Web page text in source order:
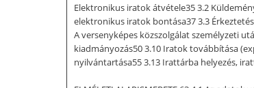
Elektronikus iratok átvétele35 3.2
elektronikus iratok bontása37 3.3
A versenyképes közszolgálat személyzeti
kiadmányozás50 3.10 Iratok továbbítása
nyilvántartása55 3.13 Irattárba helyezés,